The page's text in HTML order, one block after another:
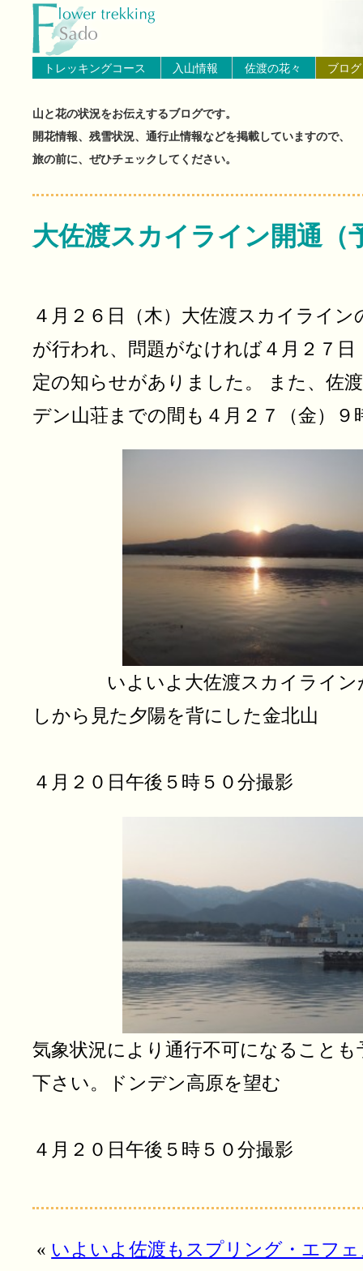
ブログ（佐渡島の山と花の状
トレッキングコース 入山情報 佐渡の花々 ブログ
山と花の状況をお伝えするブログです。
開花情報、残雪状況、通行止情報などを掲載していますので、
旅の前に、ぜひチェックしてください。
大佐渡スカイライン開通（
４月２６日（木）大佐渡スカイライ
が行われ、問題がなければ４月２７日
定の知らせがありました。 また、佐
デン山荘までの間も４月２７（金）
いよいよ大佐渡スカイラインが
しから見た夕陽を背にした金北山
４月２０日午後５時５０分撮影
気象状況により通行不可になること
下さい。ドンデン高原を望む
４月２０日午後５時５０分撮影
« いよいよ佐渡もスプリング・エフ
トップページへ戻る